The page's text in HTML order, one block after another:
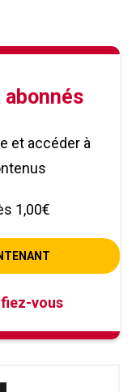
et accéder à
1,00€
vous